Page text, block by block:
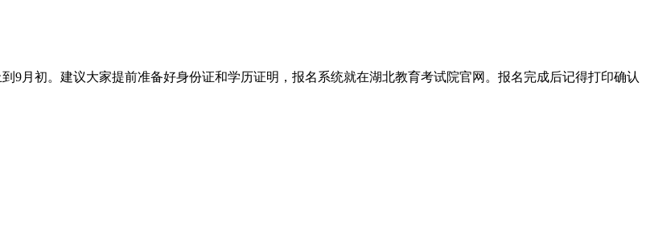
9月初。建议大家提前准备好身份证和学历证明，报名系统就在湖北教育考试院官网。报名完成后记得打印确认